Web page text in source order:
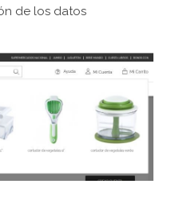
de los datos